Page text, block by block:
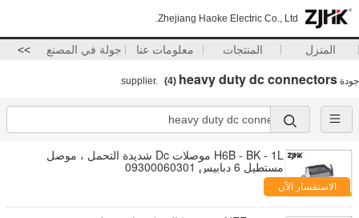
Zhejiang Haoke Electric Co., Ltd.
المنزل المنتجات معلومات عنا جولة في المصنع >>
جودة heavy duty dc connectors
(4)
H6B - BK - 1L موصلات Dc شديدة التحمل ، موصل
مستطيل 6 دبابيس 09300060301
الاستفسار الآن